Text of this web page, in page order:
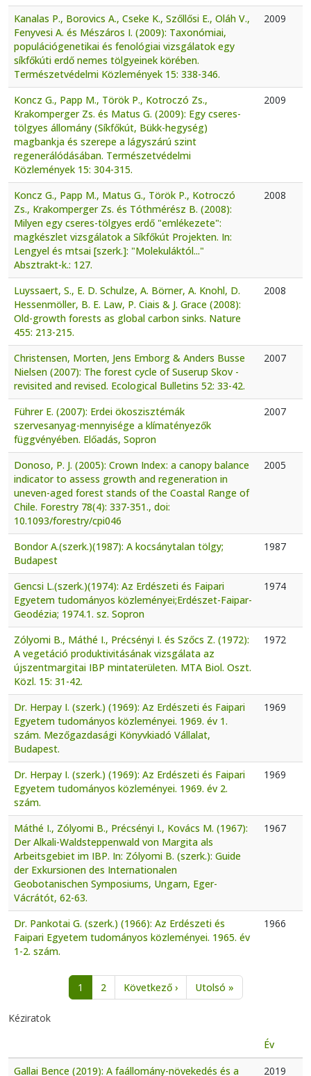
Kanalas P., Borovics A., Cseke K., Szőllősi E., Oláh V.,
Fenyvesi A. és Mészáros I. (2009): Taxonómiai,
populációgenetikai és fenológiai vizsgálatok egy
síkfőkúti erdő nemes tölgyeinek körében.
Természetvédelmi Közlemények 15: 338-346.
2009
Koncz G., Papp M., Török P., Kotroczó Zs.,
Krakomperger Zs. és Matus G. (2009): Egy cseres-
tölgyes állomány (Síkfőkút, Bükk-hegység)
magbankja és szerepe a lágyszárú szint
regenerálódásában. Természetvédelmi
Közlemények 15: 304-315.
2009
Koncz G., Papp M., Matus G., Török P., Kotroczó
Zs., Krakomperger Zs. és Tóthmérész B. (2008):
Milyen egy cseres-tölgyes erdő "emlékezete":
magkészlet vizsgálatok a Síkfőkút Projekten. In:
Lengyel és mtsai [szerk.]: "Molekuláktól..."
Absztrakt-k.: 127.
2008
Luyssaert, S., E. D. Schulze, A. Börner, A. Knohl, D.
Hessenmöller, B. E. Law, P. Ciais & J. Grace (2008):
Old-growth forests as global carbon sinks. Nature
455: 213-215.
2008
Christensen, Morten, Jens Emborg & Anders Busse
Nielsen (2007): The forest cycle of Suserup Skov -
revisited and revised. Ecological Bulletins 52: 33-42.
2007
Führer E. (2007): Erdei ökoszisztémák
szervesanyag-mennyisége a klímatényezők
függvényében. Előadás, Sopron
2007
Donoso, P. J. (2005): Crown Index: a canopy balance
indicator to assess growth and regeneration in
uneven-aged forest stands of the Coastal Range of
Chile. Forestry 78(4): 337-351., doi:
10.1093/forestry/cpi046
2005
Bondor A.(szerk.)(1987): A kocsánytalan tölgy;
Budapest
1987
Gencsi L.(szerk.)(1974): Az Erdészeti és Faipari
Egyetem tudományos közleményei;Erdészet-Faipar-
Geodézia; 1974.1. sz. Sopron
1974
Zólyomi B., Máthé I., Précsényi I. és Szőcs Z. (1972):
A vegetáció produktivitásának vizsgálata az
újszentmargitai IBP mintaterületen. MTA Biol. Oszt.
Közl. 15: 31-42.
1972
Dr. Herpay I. (szerk.) (1969): Az Erdészeti és Faipari
Egyetem tudományos közleményei. 1969. év 1.
szám. Mezőgazdasági Könyvkiadó Vállalat,
Budapest.
1969
Dr. Herpay I. (szerk.) (1969): Az Erdészeti és Faipari
Egyetem tudományos közleményei. 1969. év 2.
szám.
1969
Máthé I., Zólyomi B., Précsényi I., Kovács M. (1967):
Der Alkali-Waldsteppenwald von Margita als
Arbeitsgebiet im IBP. In: Zólyomi B. (szerk.): Guide
der Exkursionen des Internationalen
Geobotanischen Symposiums, Ungarn, Eger-
Vácrátót, 62-63.
1967
Dr. Pankotai G. (szerk.) (1966): Az Erdészeti és
Faipari Egyetem tudományos közleményei. 1965. év
1-2. szám.
1966
Oldalszámozás
1 2 Következő ›Következő oldal
Utolsó »Utolsó oldal
Kéziratok
Év
Gallai Bence (2019): A faállomány-növekedés és a
2019